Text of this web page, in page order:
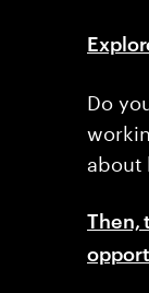
Do
about
Then,